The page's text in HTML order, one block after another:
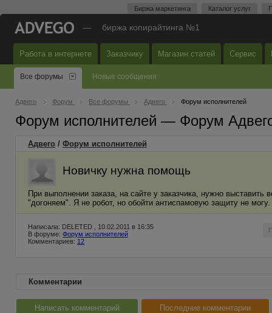
Биржа маркетинга Каталог услуг
— биржа копирайтинга №1
Работа в интернете Заказчику Магазин статей Сервис
Все форумы Новые сообщения
Адвего Форум Все форумы Адвего Форум исполнителей
Форум исполнителей — Форум
Адвего / Форум исполнителей
Новичку нужна помощь
При выполнении заказа, на сайте у заказчика, нужно
"догоняем". Я не робот, но обойти антиспамовую защиту не могу.
Написала: DELETED , 10.02.2011 в 16:35
В форуме: Форум исполнителей
Комментариев: 12
Комментарии
Написать комментарий Последние комментарии